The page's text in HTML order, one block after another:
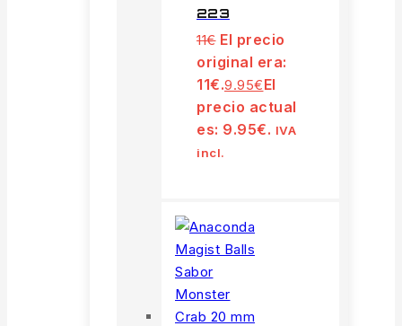
223
11€ El precio
original era:
11€.9.95€El
precio actual
es: 9.95€. IVA
incl.